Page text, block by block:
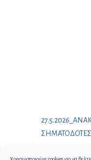
Χρησιμοποιούμε cookies για να